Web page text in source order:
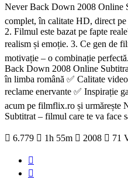
Never Back Down 2008 Online
complet, în calitate HD, direct
2. Filmul este bazat pe fapte
realism și emoție. 3. Ce gen de
motivație – o combinație
Back Down 2008 Online
în limba română ✅ Calitate
reclame enervante ✅ Inspirație
acum pe filmflix.ro și urmărește
Subtitrat – filmul care te va face
6.779 1h 55m 2008 71